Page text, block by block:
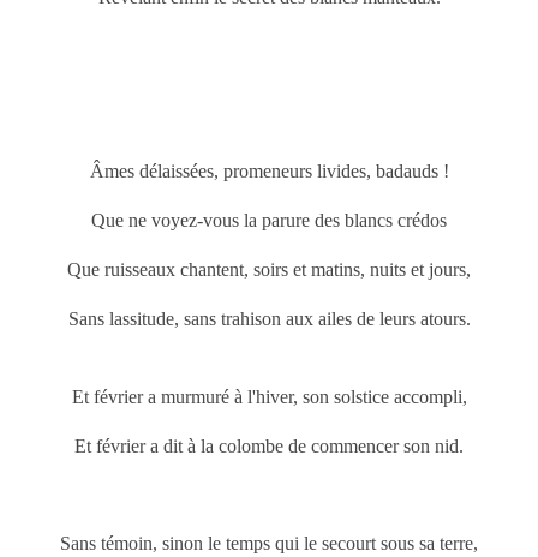
Âmes délaissées, promeneurs livides, badauds !
Que ne voyez-vous la parure des blancs crédos
Que ruisseaux chantent, soirs et matins, nuits et jours,
Sans lassitude, sans trahison aux ailes de leurs atours.
Et février a murmuré à l'hiver, son solstice accompli,
Et février a dit à la colombe de commencer son nid.
Sans témoin, sinon le temps qui le secourt sous sa terre,